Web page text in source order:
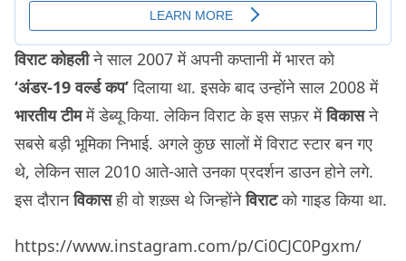
विराट कोहलीने साल 2007 में अपनी कप्तानी में भारत को
‘अंडर-19 वर्ल्ड कप’दिलाया था. इसके बाद उन्होंने साल 2008 में
भारतीय टीममें डेब्यू किया. लेकिन विराट के इस सफ़र मेंविकासने
सबसे बड़ी भूमिका निभाई. अगले कुछ सालों में विराट स्टार बन गए
थे, लेकिन साल 2010 आते-आते उनका प्रदर्शन डाउन होने लगे.
इस दौरानविकासही वो शख़्स थे जिन्होंनेविराटको गाइड किया था.
https://www.instagram.com/p/Ci0CJC0Pgxm/